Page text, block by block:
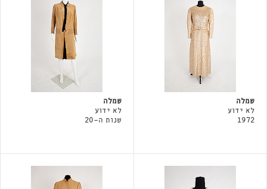
שמלה
לא ידוע
1972
שמלה
לא ידוע
שנות ה-20